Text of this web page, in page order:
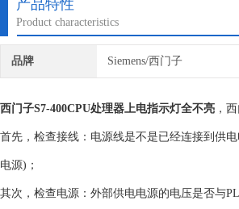
产品特性
Product characteristics
品牌 Siemens/西门子
西门子S7-400CPU处理器上电指示灯全不亮 ，
首先，检查接线：电源线是不是已经连接到供
电源)；
其次，检查电源：外部供电电源的电压是否与